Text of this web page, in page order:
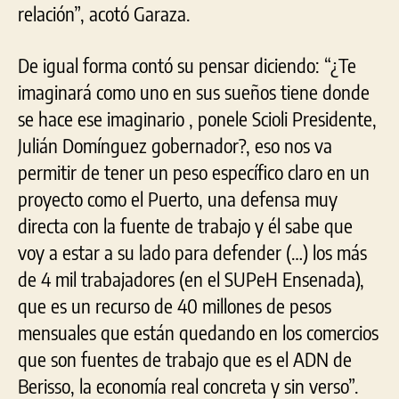
relación”, acotó Garaza.
De igual forma contó su pensar diciendo: “¿Te
imaginará como uno en sus sueños tiene donde
se hace ese imaginario , ponele Scioli Presidente,
Julián Domínguez gobernador?, eso nos va
permitir de tener un peso específico claro en un
proyecto como el Puerto, una defensa muy
directa con la fuente de trabajo y él sabe que
voy a estar a su lado para defender (…) los más
de 4 mil trabajadores (en el SUPeH Ensenada),
que es un recurso de 40 millones de pesos
mensuales que están quedando en los comercios
que son fuentes de trabajo que es el ADN de
Berisso, la economía real concreta y sin verso”.